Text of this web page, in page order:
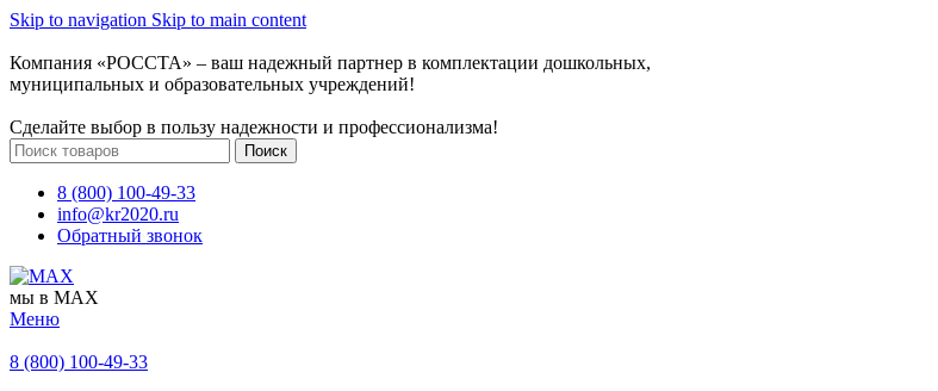
Skip to navigation Skip to main content
Компания «РОССТА» – ваш надежный партнер в комплектации дошкольных,
муниципальных и образовательных учреждений!
Сделайте выбор в пользу надежности и профессионализма!
Поиск
8 (800) 100-49-33
info@kr2020.ru
Обратный звонок
мы в MAX
Меню
8 (800) 100-49-33